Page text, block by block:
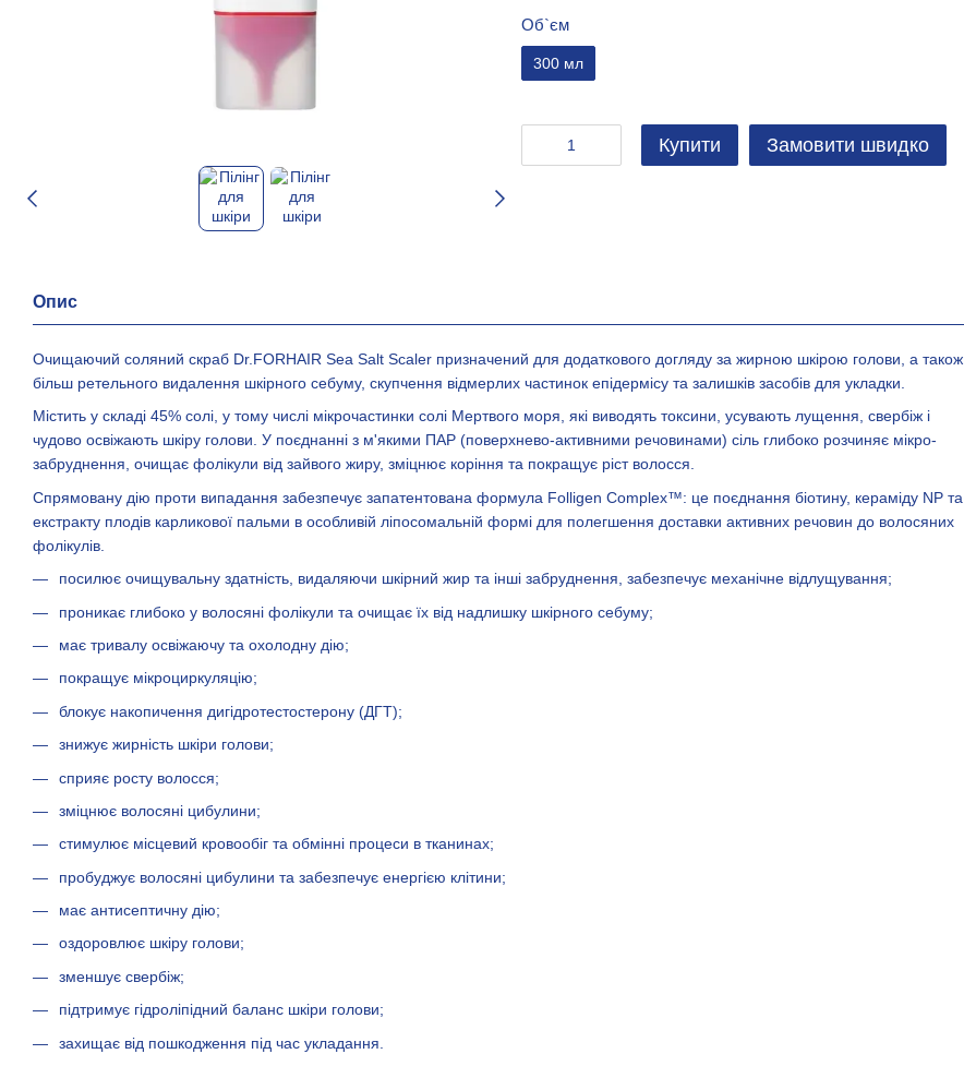
Об`єм
300 мл
Купити Замовити швидко
Опис
Очищаючий соляний скраб Dr.FORHAIR Sea Salt Scaler призначений для додаткового догляду за жирною шкірою голови, а також
більш ретельного видалення шкірного себуму, скупчення відмерлих частинок епідермісу та залишків засобів для укладки.
Містить у складі 45% солі, у тому числі мікрочастинки солі Мертвого моря, які виводять токсини, усувають лущення, свербіж і
чудово освіжають шкіру голови. У поєднанні з м'якими ПАР (поверхнево-активними речовинами) сіль глибоко розчиняє мікро-
забруднення, очищає фолікули від зайвого жиру, зміцнює коріння та покращує ріст волосся.
Спрямовану дію проти випадання забезпечує запатентована формула Folligen Complex™: це поєднання біотину, кераміду NP та
екстракту плодів карликової пальми в особливій ліпосомальній формі для полегшення доставки активних речовин до волосяних
фолікулів.
посилює очищувальну здатність, видаляючи шкірний жир та інші забруднення, забезпечує механічне відлущування;
проникає глибоко у волосяні фолікули та очищає їх від надлишку шкірного себуму;
має тривалу освіжаючу та охолодну дію;
покращує мікроциркуляцію;
блокує накопичення дигідротестостерону (ДГТ);
знижує жирність шкіри голови;
сприяє росту волосся;
зміцнює волосяні цибулини;
стимулює місцевий кровообіг та обмінні процеси в тканинах;
пробуджує волосяні цибулини та забезпечує енергією клітини;
має антисептичну дію;
оздоровлює шкіру голови;
зменшує свербіж;
підтримує гідроліпідний баланс шкіри голови;
захищає від пошкодження під час укладання.